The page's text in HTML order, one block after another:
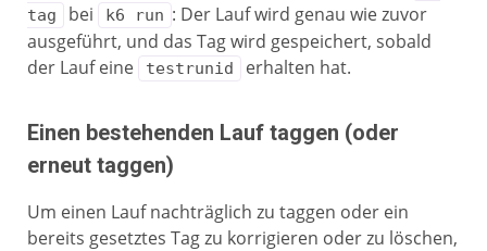
tag
bei k6 run : Der Lauf wird genau wie zuvor
ausgeführt, und das Tag wird gespeichert, sobald
der Lauf eine
testrunid erhalten hat.
Einen bestehenden Lauf taggen (oder
erneut taggen)
Um einen Lauf nachträglich zu taggen oder ein
bereits gesetztes Tag zu korrigieren oder zu löschen,